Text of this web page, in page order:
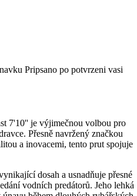
Pripsano po potvrzeni vasi
7'10'' je výjimečnou volbou pro
Přesně navržený značkou
a inovacemi, tento prut spojuje
dosah a usnadňuje přesné
vodních predátorů. Jeho lehká